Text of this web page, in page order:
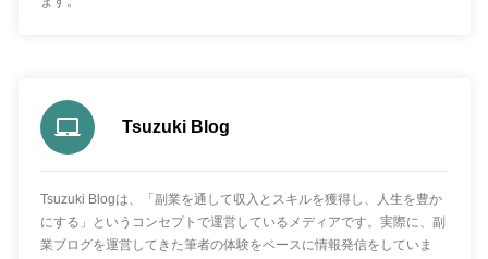
Tsuzuki Blog
Tsuzuki Blogは、「副業を通して収入とスキルを獲得し、人生を豊か
にする」というコンセプトで運営しているメディアです。実際に、副
業ブログを運営してきた筆者の体験をベースに情報発信をしていま